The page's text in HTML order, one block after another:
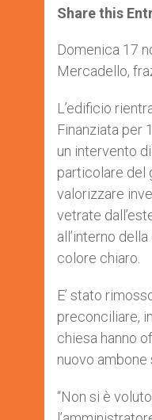
t
s
p
p
s
e
g
e
r
e
b
o
k
Share this
Domenica 17
Mercadello,
L’edificio
Finanziata per
un intervento
particolare del
valorizzare
vetrate
all’interno
colore chiaro.
E’ stato
preconciliare,
chiesa hanno
nuovo
“Non si è